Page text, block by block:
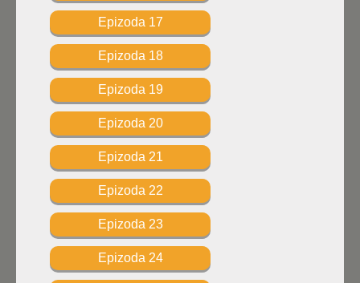
Epizoda 17
Epizoda 18
Epizoda 19
Epizoda 20
Epizoda 21
Epizoda 22
Epizoda 23
Epizoda 24